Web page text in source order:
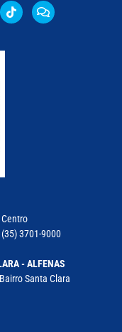
3701-9000
- ALFENAS
Santa Clara